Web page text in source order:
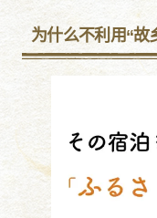
为什么不利用“故